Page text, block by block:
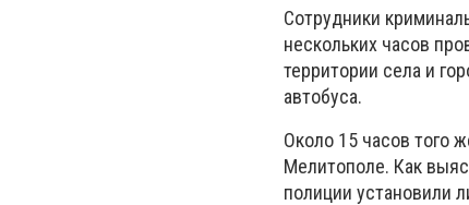
Сотрудники
нескольких часов
территории села и
автобуса.
Около 15 часов того
Мелитополе. Как
полиции установили